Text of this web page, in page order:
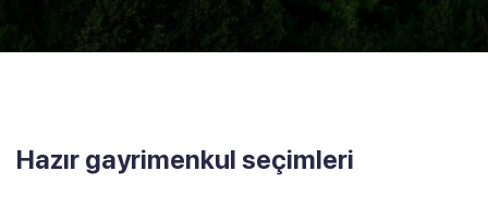
Hazır gayrimenkul seçimleri